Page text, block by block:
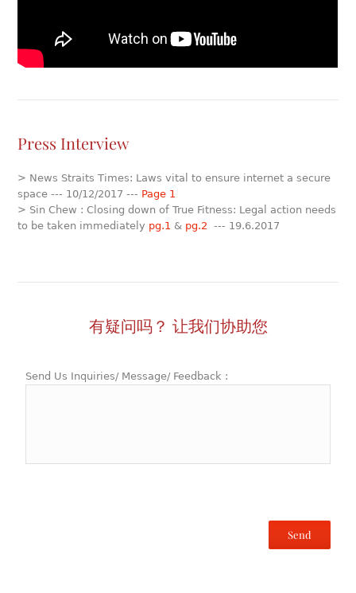
Press Interview
> News Straits Times: Laws vital to ensure internet a secure
space --- 10/12/2017 --- Page 1
> Sin Chew : Closing down of True Fitness: Legal action needs
to be taken immediately pg.1 & pg.2 --- 19.6.2017
有疑问吗？ 让我们协助您
Send Us Inquiries/ Message/ Feedback :